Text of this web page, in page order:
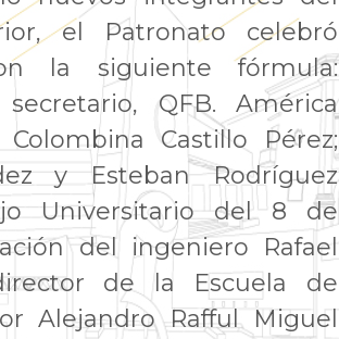
el Patronato celebró
la siguiente fórmula:
QFB. América
Castillo Pérez;
y Esteban Rodríguez
Universitario del 8 de
del ingeniero Rafael
de la Escuela de
Alejandro Rafful Miguel